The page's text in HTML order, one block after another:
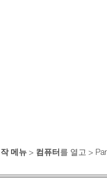
메뉴 > 컴퓨터를 열고 >